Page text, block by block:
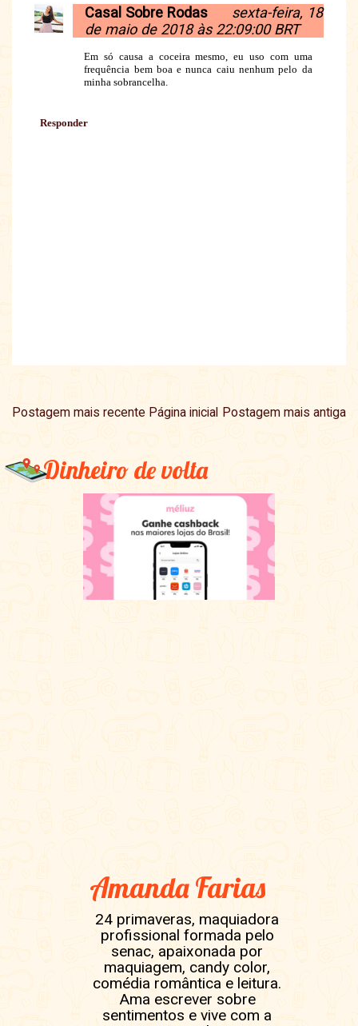
Casal Sobre Rodas
sexta-feira, 18
de maio de 2018 às 22:09:00 BRT
Em só causa a coceira mesmo, eu uso com uma
frequência bem boa e nunca caiu nenhum pelo da
minha sobrancelha.
Responder
Postagem mais recente Postagem mais antiga
Página inicial
Dinheiro de volta
Amanda Farias
24 primaveras, maquiadora
profissional formada pelo
senac, apaixonada por
maquiagem, candy color,
comédia romântica e leitura.
Ama escrever sobre
sentimentos e vive com a